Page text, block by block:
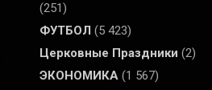
(251)
ФУТБОЛ (5 423)
Церковные Праздники (2)
ЭКОНОМИКА (1 567)